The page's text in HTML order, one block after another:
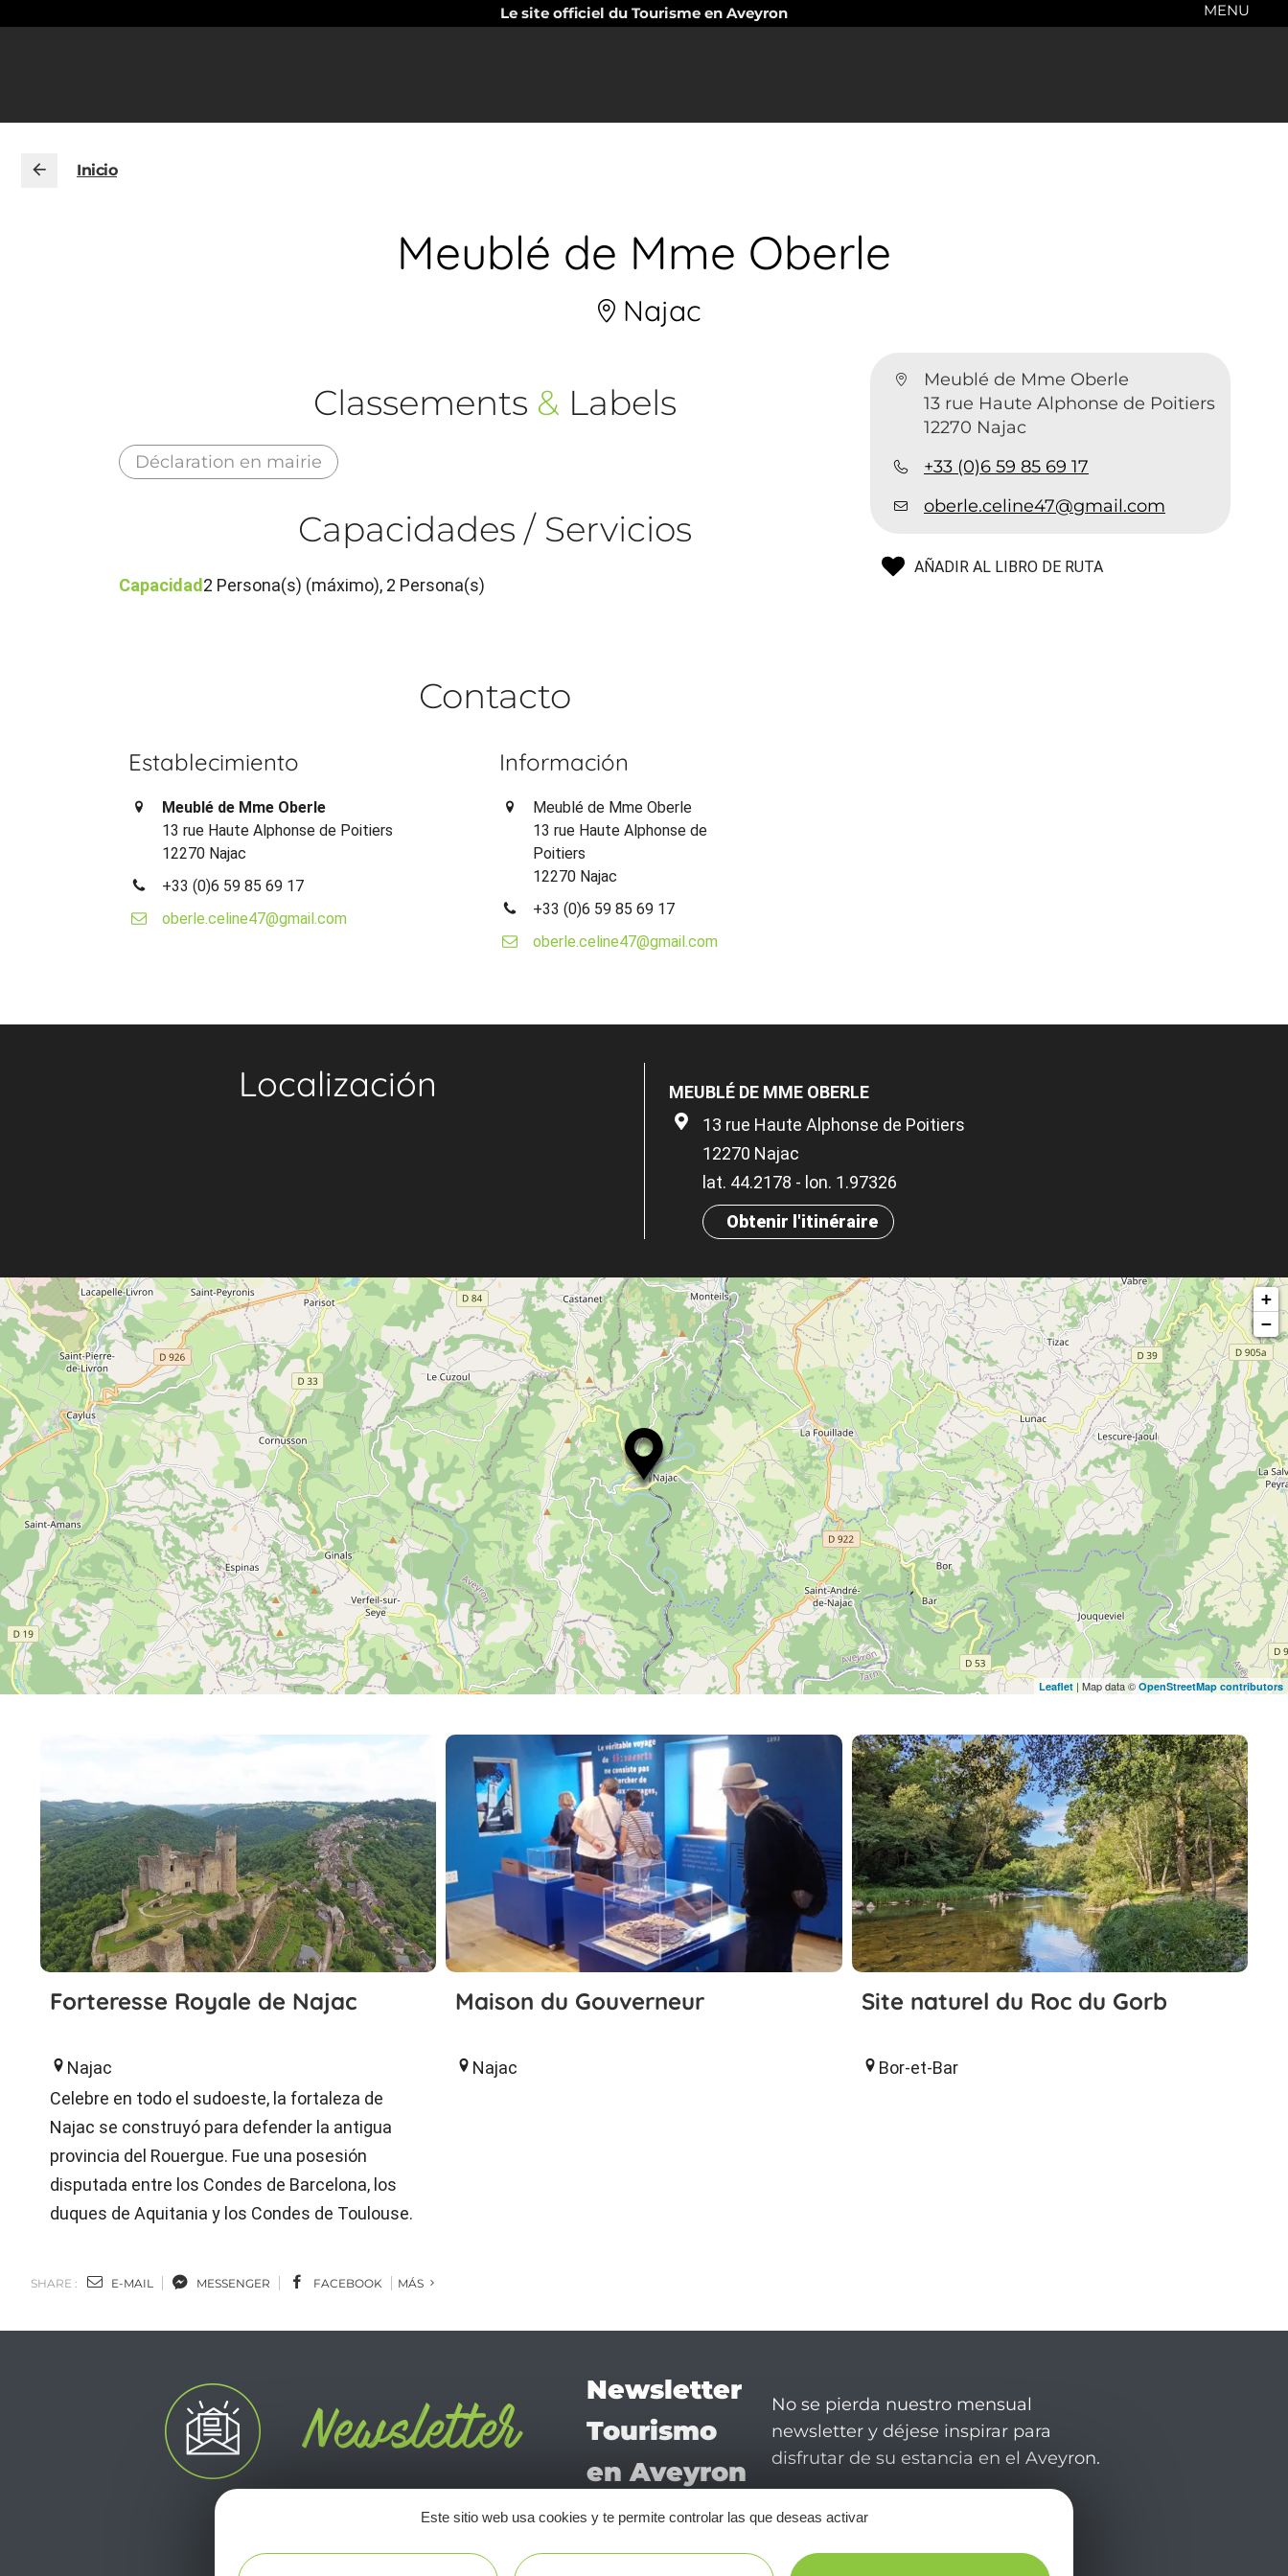
Le site officiel du Tourisme en Aveyron MENU
Inicio
Meublé de Mme Oberle
Najac
Meublé de Mme Oberle
13 rue Haute Alphonse de Poitiers
12270 Najac
+33 (0)6 59 85 69 17
oberle.celine47@gmail.com
AÑADIR AL LIBRO DE RUTA
Classements & Labels
Déclaration en mairie
Capacidades / Servicios
Capacidad 2 Persona(s) (máximo), 2 Persona(s)
Contacto
Establecimiento
Meublé de Mme Oberle
13 rue Haute Alphonse de Poitiers
12270 Najac
+33 (0)6 59 85 69 17
oberle.celine47@gmail.com
Información
Meublé de Mme Oberle
13 rue Haute Alphonse de
Poitiers
12270 Najac
+33 (0)6 59 85 69 17
oberle.celine47@gmail.com
Localización
MEUBLÉ DE MME OBERLE
13 rue Haute Alphonse de Poitiers
12270 Najac
lat. 44.2178 - lon. 1.97326
Obtenir l'itinéraire
+
−
Leaflet | Map data © OpenStreetMap contributors
Forteresse Royale de Najac
Najac
Celebre en todo el sudoeste, la fortaleza de
Najac se construyó para defender la antigua
provincia del Rouergue. Fue una posesión
disputada entre los Condes de Barcelona, los
duques de Aquitania y los Condes de Toulouse.
Maison du Gouverneur
Najac
Site naturel du Roc du Gorb
Bor-et-Bar
SHARE : E-MAIL MESSENGER FACEBOOK MÁS
Newsletter
Tourismo
en Aveyron
No se pierda nuestro mensual
newsletter y déjese inspirar para
disfrutar de su estancia en el Aveyron.
¡SUSCRÍBASE A NUESTRO NEWSLETTER AQUÍ!
Este sitio web usa cookies y te permite controlar las que deseas activar